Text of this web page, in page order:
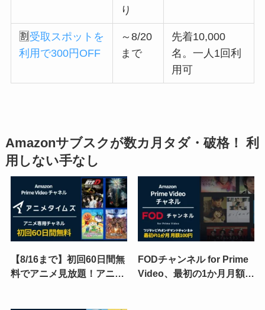
り
🈹 受取スポットを
利用で300円OFF
～8/20
まで
先着10,000
名。一人1回利
用可
Amazonサブスクが数カ月タダ・破格！ 利
用しない手なし
【8/16まで】初回60日間無
料でアニメ見放題！アニメ
FODチャンネル for Prime
Video、最初の1か月月額